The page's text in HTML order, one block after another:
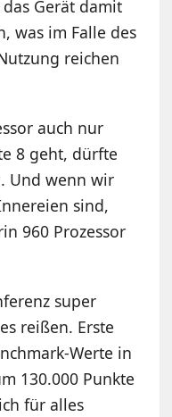
Gerät damit
was im Falle des
reichen
auch nur
8 geht, dürfte
Und wenn wir
sind,
960 Prozessor
super
reißen. Erste
Werte in
130.000 Punkte
für alles